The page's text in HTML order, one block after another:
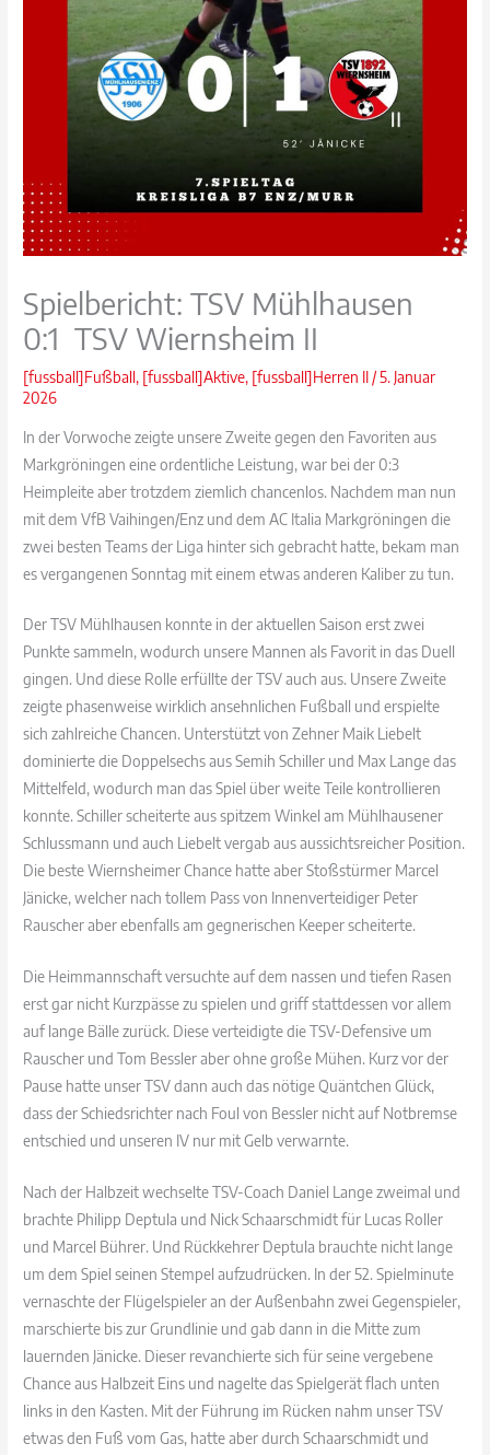
Spielbericht: TSV Mühlhausen
0:1 TSV Wiernsheim II
[fussball]Fußball, [fussball]Aktive, [fussball]Herren II /5. Januar
2026
In der Vorwoche zeigte unsere Zweite gegen den Favoriten aus
Markgröningen eine ordentliche Leistung, war bei der 0:3
Heimpleite aber trotzdem ziemlich chancenlos. Nachdem man nun
mit dem VfB Vaihingen/Enz und dem AC Italia Markgröningen die
zwei besten Teams der Liga hinter sich gebracht hatte, bekam man
es vergangenen Sonntag mit einem etwas anderen Kaliber zu tun.
Der TSV Mühlhausen konnte in der aktuellen Saison erst zwei
Punkte sammeln, wodurch unsere Mannen als Favorit in das Duell
gingen. Und diese Rolle erfüllte der TSV auch aus. Unsere Zweite
zeigte phasenweise wirklich ansehnlichen Fußball und erspielte
sich zahlreiche Chancen. Unterstützt von Zehner Maik Liebelt
dominierte die Doppelsechs aus Semih Schiller und Max Lange das
Mittelfeld, wodurch man das Spiel über weite Teile kontrollieren
konnte. Schiller scheiterte aus spitzem Winkel am Mühlhausener
Schlussmann und auch Liebelt vergab aus aussichtsreicher Position.
Die beste Wiernsheimer Chance hatte aber Stoßstürmer Marcel
Jänicke, welcher nach tollem Pass von Innenverteidiger Peter
Rauscher aber ebenfalls am gegnerischen Keeper scheiterte.
Die Heimmannschaft versuchte auf dem nassen und tiefen Rasen
erst gar nicht Kurzpässe zu spielen und griff stattdessen vor allem
auf lange Bälle zurück. Diese verteidigte die TSV-Defensive um
Rauscher und Tom Bessler aber ohne große Mühen. Kurz vor der
Pause hatte unser TSV dann auch das nötige Quäntchen Glück,
dass der Schiedsrichter nach Foul von Bessler nicht auf Notbremse
entschied und unseren IV nur mit Gelb verwarnte.
Nach der Halbzeit wechselte TSV-Coach Daniel Lange zweimal und
brachte Philipp Deptula und Nick Schaarschmidt für Lucas Roller
und Marcel Bührer. Und Rückkehrer Deptula brauchte nicht lange
um dem Spiel seinen Stempel aufzudrücken. In der 52. Spielminute
vernaschte der Flügelspieler an der Außenbahn zwei Gegenspieler,
marschierte bis zur Grundlinie und gab dann in die Mitte zum
lauernden Jänicke. Dieser revanchierte sich für seine vergebene
Chance aus Halbzeit Eins und nagelte das Spielgerät flach unten
links in den Kasten. Mit der Führung im Rücken nahm unser TSV
etwas den Fuß vom Gas, hatte aber durch Schaarschmidt und